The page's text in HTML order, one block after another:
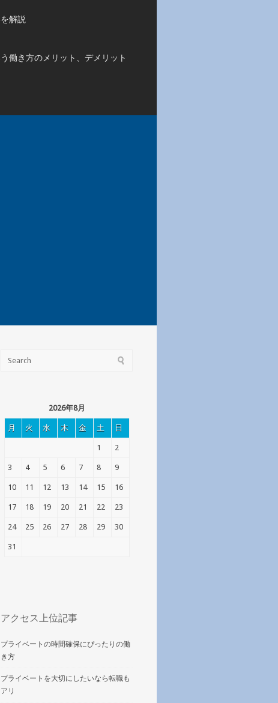
解説
働き方のメリット、デメリット
2026年8月
月 火 水 木 金 土 日
1 2
3 4 5 6 7 8 9
10 11 12 13 14 15 16
17 18 19 20 21 22 23
24 25 26 27 28 29 30
31
アクセス上位記事
プライベートの時間確保にぴったりの働
き方
プライベートを大切にしたいなら転職も
アリ